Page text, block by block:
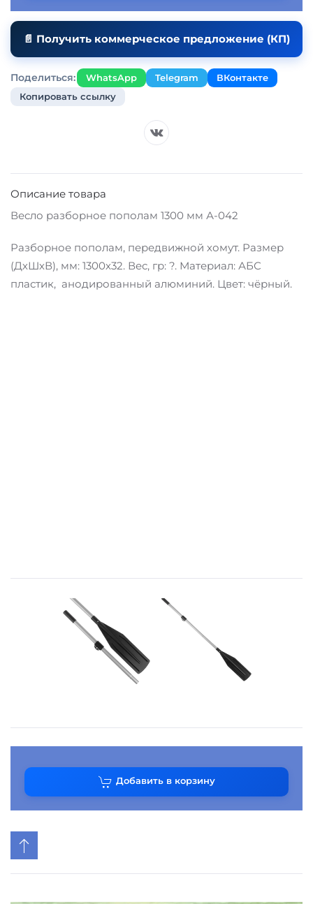
📄 Получить коммерческое предложение (КП)
Поделиться: WhatsApp Telegram
ВКонтакте
Копировать ссылку
Описание товара
Весло разборное пополам 1300 мм А-042
Разборное пополам, передвижной хомут. Размер
(ДхШхВ), мм: 1300х32. Вес, гр: ?. Материал: АБС
пластик, анодированный алюминий. Цвет: чёрный.
Добавить в корзину